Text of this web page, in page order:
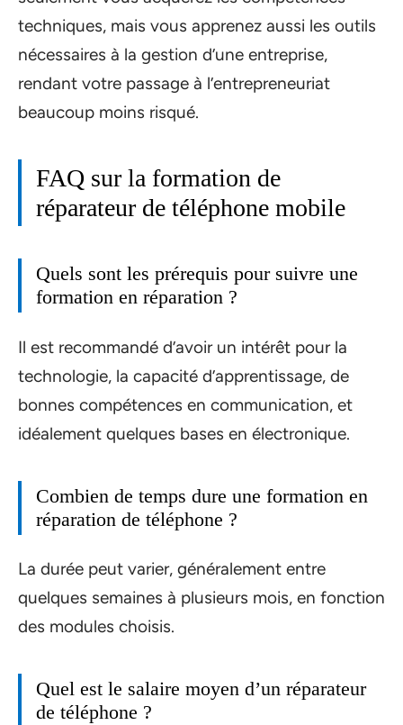
techniques, mais vous apprenez aussi les outils
nécessaires à la gestion d’une entreprise,
rendant votre passage à l’entrepreneuriat
beaucoup moins risqué.
FAQ sur la formation de
réparateur de téléphone mobile
Quels sont les prérequis pour suivre une
formation en réparation ?
Il est recommandé d’avoir un intérêt pour la
technologie, la capacité d’apprentissage, de
bonnes compétences en communication, et
idéalement quelques bases en électronique.
Combien de temps dure une formation en
réparation de téléphone ?
La durée peut varier, généralement entre
quelques semaines à plusieurs mois, en fonction
des modules choisis.
Quel est le salaire moyen d’un réparateur
de téléphone ?